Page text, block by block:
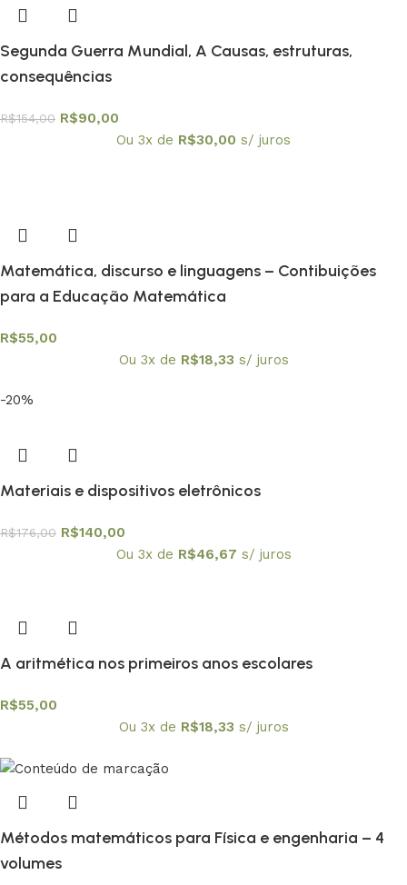
Segunda Guerra Mundial, A Causas, estruturas,
consequências
R$154,00 R$90,00
Ou 3x de R$30,00 s/ juros
Matemática, discurso e linguagens – Contibuições
para a Educação Matemática
R$55,00
Ou 3x de R$18,33 s/ juros
-20%
Materiais e dispositivos eletrônicos
R$176,00 R$140,00
Ou 3x de R$46,67 s/ juros
A aritmética nos primeiros anos escolares
R$55,00
Ou 3x de R$18,33 s/ juros
Métodos matemáticos para Física e engenharia – 4
volumes